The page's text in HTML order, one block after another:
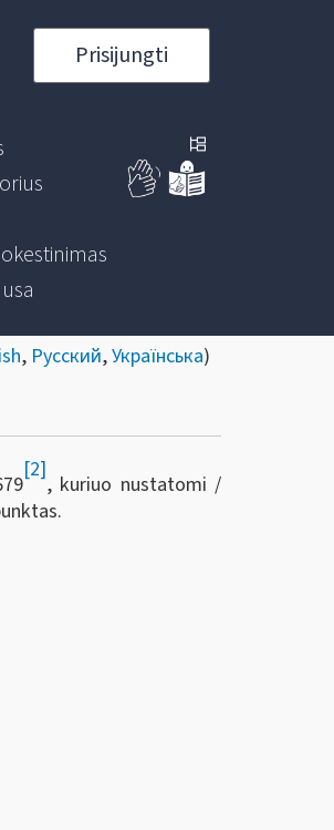
Prisijungti
, Русский,Українська)
[2]
, kuriuo nustatomi /